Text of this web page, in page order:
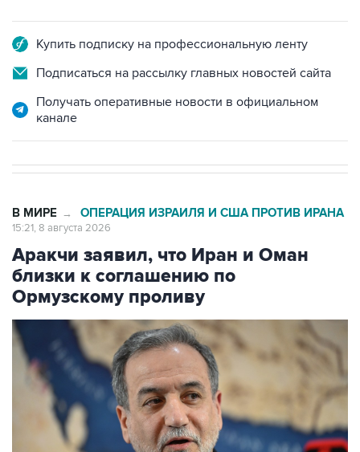
Подписаться на рассылку главных новостей сайта
Получать оперативные новости в официальном
Аракчи заявил, что Иран и Оман
близки к соглашению по
Ормузскому проливу